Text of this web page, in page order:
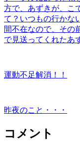
方で、あずきが、こ
て？いつもの行かな
間不在なので、その
で見送ってくれたあ
運動不足解消！！
昨夜のこと・・・
コメント